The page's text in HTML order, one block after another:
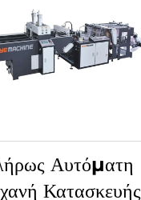
Αυτόματη
Κατασκευής